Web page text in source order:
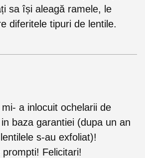
sa își aleagă ramele, le
diferitele tipuri de lentile.
a inlocuit ochelarii de
baza garantiei (dupa un an
s-au exfoliat)!
Felicitari!